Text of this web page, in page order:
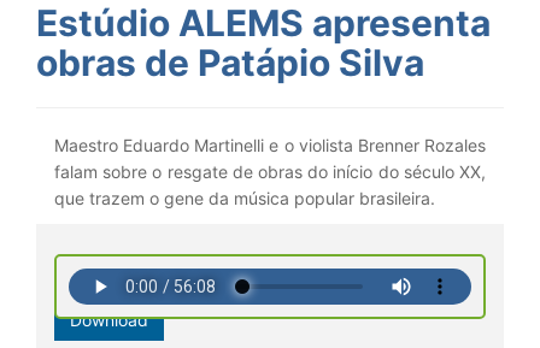
Estúdio ALEMS apresenta
obras de Patápio Silva
Maestro Eduardo Martinelli e o violista Brenner Rozales
falam sobre o resgate de obras do início do século XX,
que trazem o gene da música popular brasileira.
Download